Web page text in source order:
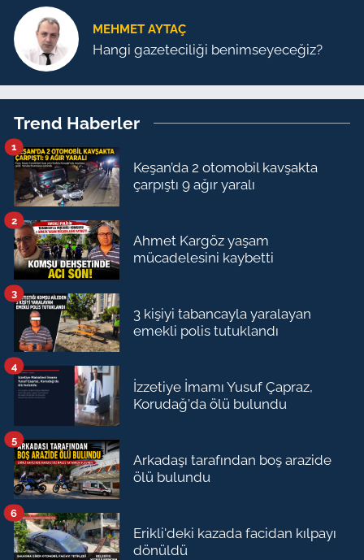
MEHMET AYTAÇ
Hangi gazeteciliği benimseyeceğiz?
Trend Haberler
Keşan’da 2 otomobil kavşakta
çarpıştı 9 ağır yaralı
1
Ahmet Kargöz yaşam
mücadelesini kaybetti
2
3 kişiyi tabancayla yaralayan
emekli polis tutuklandı
3
İzzetiye İmamı Yusuf Çapraz,
Korudağ'da ölü bulundu
4
Arkadaşı tarafından boş arazide
ölü bulundu
5
Erikli'deki kazada facidan kılpayı
dönüldü
6